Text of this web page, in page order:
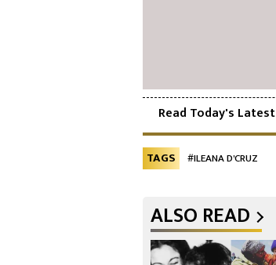
Read Today's Latest
TAGS #ILEANA D'CRUZ
ALSO READ